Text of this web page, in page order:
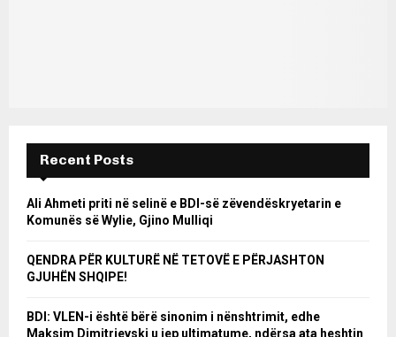
Recent Posts
Ali Ahmeti priti në selinë e BDI-së zëvendëskryetarin e
Komunës së Wylie, Gjino Mulliqi
QENDRA PËR KULTURË NË TETOVË E PËRJASHTON
GJUHËN SHQIPE!
BDI: VLEN-i është bërë sinonim i nënshtrimit, edhe
Maksim Dimitrievski u jep ultimatume, ndërsa ata heshtin